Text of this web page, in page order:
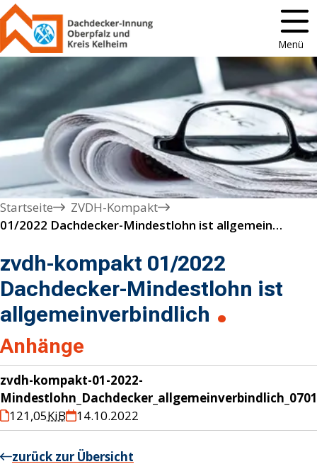
Menü
Startseite
ZVDH-Kompakt
01/2022 Dachdecker-Mindestlohn ist allgemeinverbindlich
zvdh-kompakt 01/2022
Dachdecker-Mindestlohn ist
allgemeinverbindlich
Anhänge
zvdh-kompakt-01-2022-
121,05KiB 14.10.2022
zurück zur Übersicht